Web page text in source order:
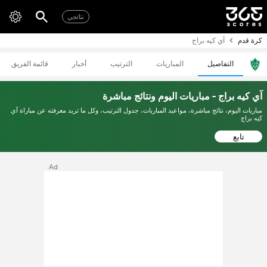
نتائجي
كرة قدم آي كيه براج
التفاصيل المباريات الترتيب أخبار قائمة الفريق
آي كيه براج - مباريات اليوم ونتائج مباشرة
مباريات اليوم، نتائج مباشرة، مواعيد المباريات، جدول الترتيب، وكل ما تريد معرفته عن مباراة آي
كيه براج
تابع
Ad